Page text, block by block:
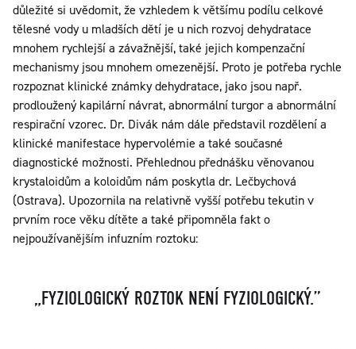
důležité si uvědomit, že vzhledem k většímu podílu celkové
tělesné vody u mladších dětí je u nich rozvoj dehydratace
mnohem rychlejší a závažnější, také jejich kompenzační
mechanismy jsou mnohem omezenější. Proto je potřeba rychle
rozpoznat klinické známky dehydratace, jako jsou např.
prodloužený kapilární návrat, abnormální turgor a abnormální
respirační vzorec. Dr. Divák nám dále představil rozdělení a
klinické manifestace hypervolémie a také současné
diagnostické možnosti. Přehlednou přednášku věnovanou
krystaloidům a koloidům nám poskytla dr. Lečbychová
(Ostrava). Upozornila na relativně vyšší potřebu tekutin v
prvním roce věku dítěte a také připomněla fakt o
nejpoužívanějším infuzním roztoku:
„FYZIOLOGICKÝ ROZTOK NENÍ FYZIOLOGICKÝ.”